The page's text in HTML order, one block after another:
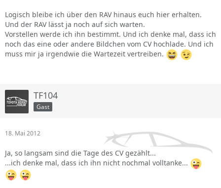
Logisch bleibe ich über den RAV hinaus euch hier erhalten.
Und der RAV lässt ja noch auf sich warten.
Vorstellen werde ich ihn bestimmt. Und ich denke mal, dass ich
noch das eine oder andere Bildchen vom CV hochlade. Und ich
muss mir ja irgendwie die Wartezeit vertreiben.
TF104
Gast
18. Mai 2012
Ja, so langsam sind die Tage des CV gezählt...
...ich denke mal, dass ich ihn nicht nochmal volltanke...